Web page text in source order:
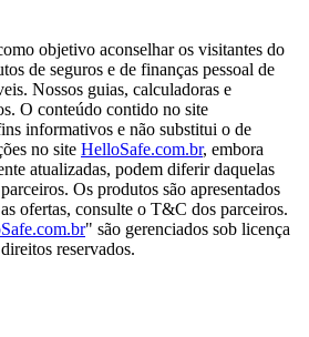
objetivo aconselhar os visitantes do
de seguros e de finanças pessoal de
Nossos guias, calculadoras e
O conteúdo contido no site
informativos e não substitui o de
no site HelloSafe.com.br, embora
atualizadas, podem diferir daquelas
Os produtos são apresentados
ofertas, consulte o T&C dos parceiros.
" são gerenciados sob licença
reservados.